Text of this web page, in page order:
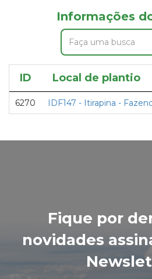
Informações
ID Local de plantio
6270 IDF147 - Itirapina -
Fique por
novidades